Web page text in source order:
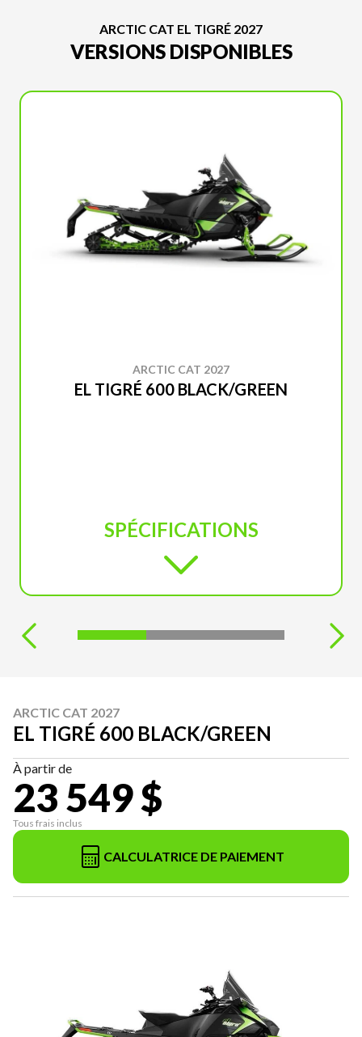
ARCTIC CAT EL TIGRÉ 2027
VERSIONS DISPONIBLES
ARCTIC CAT 2027
EL TIGRÉ 600 BLACK/GREEN
SPÉCIFICATIONS
ARCTIC CAT 2027
EL TIGRÉ 600 BLACK/GREEN
À partir de
23 549 $
Tous frais inclus
CALCULATRICE DE PAIEMENT